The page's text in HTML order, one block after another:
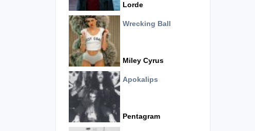
Lorde
Wrecking Ball
Miley Cyrus
Apokalips
Pentagram